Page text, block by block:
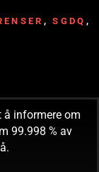
,SGDQ ,
å informere om
99.998 % av